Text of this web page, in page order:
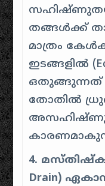
തങ്ങൾക്ക്
മാത്രം
ഇടങ്ങളിൽ
ഒതുങ്ങുന്നത്
തോതിൽ
4. മസ്തിഷ്ക
Drain)